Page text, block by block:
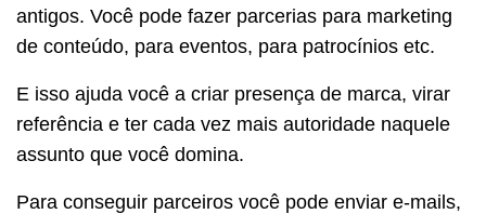
antigos. Você pode fazer parcerias para marketing
de conteúdo, para eventos, para patrocínios etc.
E isso ajuda você a criar presença de marca, virar
referência e ter cada vez mais autoridade naquele
assunto que você domina.
Para conseguir parceiros você pode enviar e-mails,